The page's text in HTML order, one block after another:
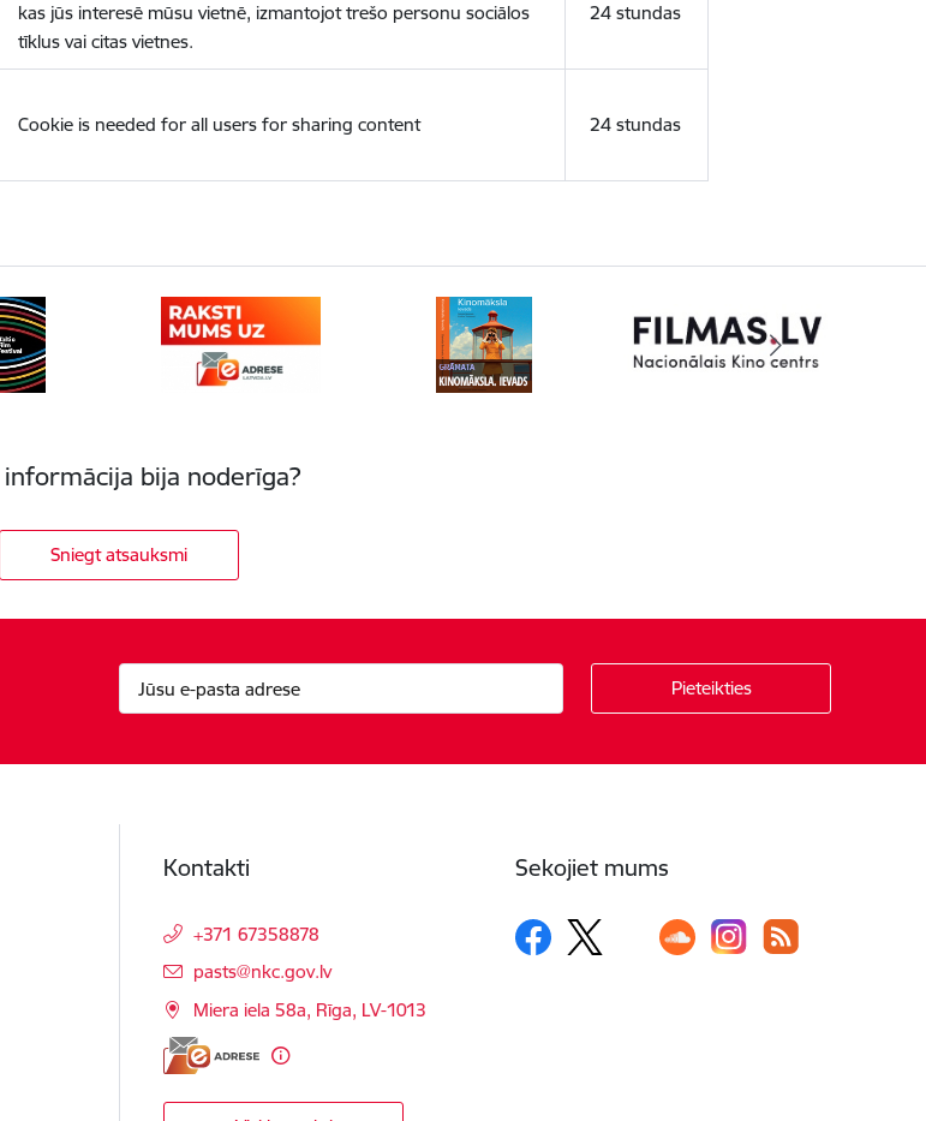
kas jūs interesē mūsu vietnē, izmantojot trešo personu sociālos
tīklus vai citas vietnes.
24 stundas
Cookie is needed for all users for sharing content 24 stundas
informācija bija noderīga?
Sniegt atsauksmi
Kontakti
+371 67358878
E-pasts:
pasts@nkc.gov.lv
Miera iela 58a, Rīga, LV-1013
Sekojiet mums